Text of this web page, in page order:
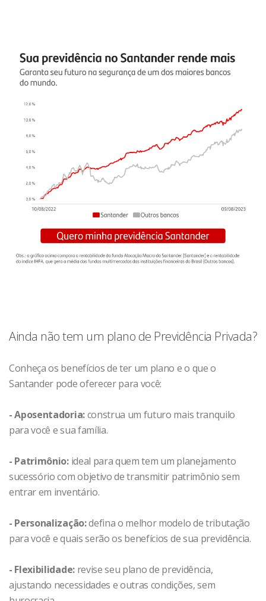
Ainda não tem um plano de Previdência Privada?
Conheça os benefícios de ter um plano e o que o
Santander pode oferecer para você:
- Aposentadoria:construa um futuro mais tranquilo
para você e sua família.
- Patrimônio:ideal para quem tem um planejamento
sucessório com objetivo de transmitir patrimônio sem
entrar em inventário.
- Personalização:defina o melhor modelo de tributação
para você e quais serão os benefícios de sua previdência.
- Flexibilidade:revise seu plano de previdência,
ajustando necessidades e outras condições, sem